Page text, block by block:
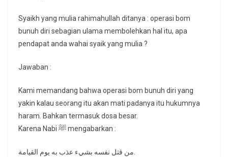
Syaikh yang mulia rahimahullah ditanya : operasi bom
bunuh diri sebagian ulama membolehkan hal itu, apa
pendapat anda wahai syaik yang mulia ?
Jawaban :
Kami memandang bahwa operasi bom bunuh diri yang
yakin kalau seorang itu akan mati padanya itu hukumnya
haram. Bahkan termasuk dosa besar.
Karena Nabi ﷺ mengabarkan :
من قتل نفسه بشيء عذب به يوم القيامة.